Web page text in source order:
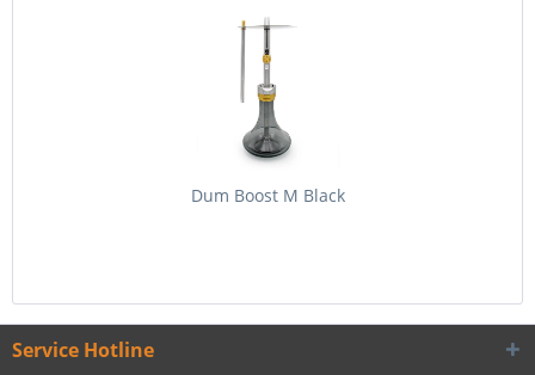
Dum Boost M Black
Service Hotline